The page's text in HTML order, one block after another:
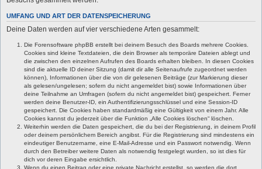
UMFANG UND ART DER DATENSPEICHERUNG
Deine Daten werden auf vier verschiedene Arten gesammelt:
Die Forensoftware phpBB erstellt bei deinem Besuch des Boards mehrere Cookies.
Cookies sind kleine Textdateien, die dein Browser als temporäre Dateien ablegt und
die zwischen den einzelnen Aufrufen des Boards erhalten bleiben. In diesen Cookies
sind die aktuelle ID deiner Sitzung (damit dir alle Seitenaufrufe zugeordnet werden
können), Informationen über die von dir gelesenen Beiträge (zur Markierung dieser
als gelesen/ungelesen; sofern du nicht angemeldet bist) sowie Informationen über
deine Teilnahme an Umfragen (sofern du nicht angemeldet bist) gespeichert. Ferner
werden deine Benutzer-ID, ein Authentifizierungsschlüssel und eine Session-ID
gespeichert. Die Cookies haben standardmäßig eine Gültigkeit von einem Jahr. Alle
Cookies kannst du jederzeit über die Funktion „Alle Cookies löschen“ löschen.
Weiterhin werden die Daten gespeichert, die du bei der Registrierung, in deinem Profil
oder deinem persönlichem Bereich angibst. Für die Registrierung sind mindestens ein
eindeutiger Benutzername, eine E-Mail-Adresse und ein Passwort notwendig. Wenn
durch den Betreiber weitere Daten als notwendig festgelegt wurden, so ist dies für
dich vor deren Eingabe ersichtlich.
Wenn du einen Beitrag oder eine private Nachricht erstellst, so werden die dort